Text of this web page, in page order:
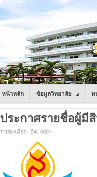
หน้าหลัก ข้อมูลวิทยาลัย ห
ประกาศรายชื่อผู้มี
รายละเอียด ฮิต: 4097